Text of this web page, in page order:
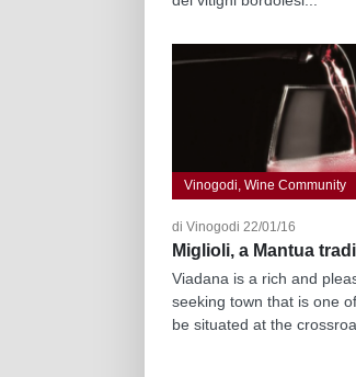
Vinogodi, Wine Community
di Vinogodi 22/01/16
Miglioli, a Mantua
Viadana is a rich and
seeking town that is one
be situated at the